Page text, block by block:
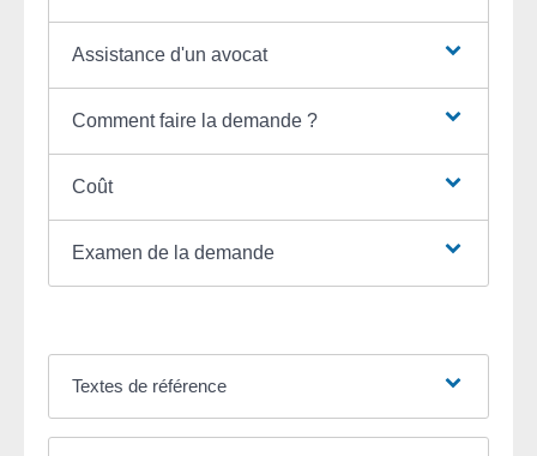
Assistance d'un avocat
Comment faire la demande ?
Coût
Examen de la demande
Textes de référence